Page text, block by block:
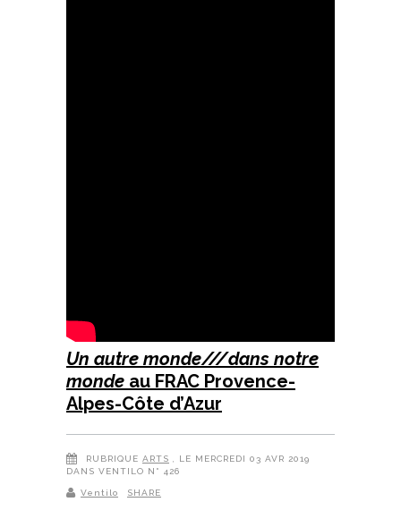
Un autre monde///dans notre
monde au FRAC Provence-
Alpes-Côte d’Azur
RUBRIQUE ARTS
, LE MERCREDI 03 AVR 2019
DANS VENTILO N° 426
Ventilo SHARE